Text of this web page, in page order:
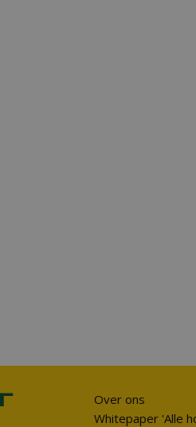
Over ons
Whitepaper 'Alle